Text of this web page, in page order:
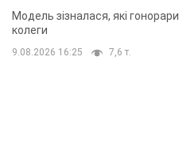
модельної кар’єри
Модель зізналася, які
колеги
9.08.2026 16:25 7,6 т.